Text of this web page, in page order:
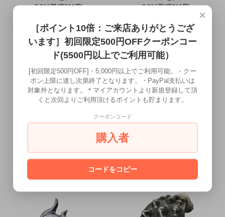
7,700円(税700円)
7,700円(税700円)
【龍頭】
7,700円(税700円)
【龍頭】
7,700円(税700円)
×
［ポイント10倍：ご来店ありがとうござ
います］初回限定500円OFFクーポンコー
ド(5500円以上でご利用可能）
[初回限定500円OFF]・5,000円以上でご利用可能。・クー
ポン上限に達し次第終了となります。・PayPal支払いは
対象外となります。＊マイアカウントより新規登録して頂
くと次回よりご利用頂けるポイントも貯まります。
クーポンコード
購入者
コードをコピー